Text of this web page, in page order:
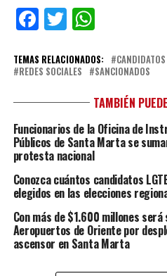
Facebook
Twitter
TEMAS RELACIONADOS: CANDIDATOS
REDES SOCIALES
SANCIONADOS
TAMBIÉN
Funcionarios de la Oficina de
Públicos de Santa Marta se
protesta nacional
Conozca cuántos candidatos
elegidos en las elecciones
Con más de $1.600 millones será
Aeropuertos de Oriente por
ascensor en Santa Marta